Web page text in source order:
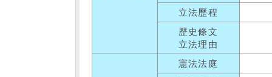
立法歷程
歷史條文
立法理由
憲法法庭